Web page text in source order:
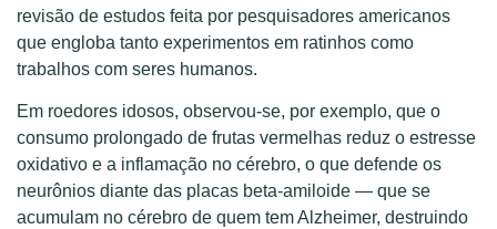
revisão de estudos feita por pesquisadores americanos
que engloba tanto experimentos em ratinhos como
trabalhos com seres humanos.
Em roedores idosos, observou-se, por exemplo, que o
consumo prolongado de frutas vermelhas reduz o estresse
oxidativo e a inflamação no cérebro, o que defende os
neurônios diante das placas beta-amiloide — que se
acumulam no cérebro de quem tem Alzheimer, destruindo